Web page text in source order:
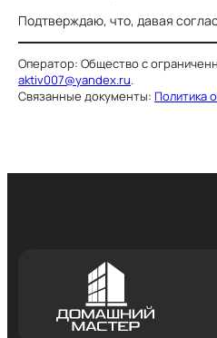
Подтверждаю, что, давая
Оператор: Общество с
aktiv007@yandex.ru.
Связанные документы: Политика